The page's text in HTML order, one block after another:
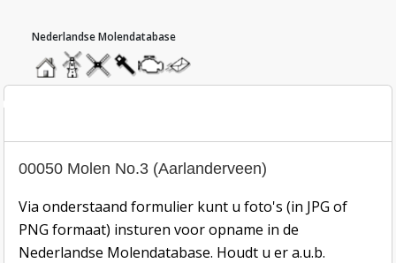
homemolendatabase
roedendatabase
assendatabase
motorendatabase
stuur
een
inzend-formulier
00050 Molen No.3 (Aarlanderveen)
Via onderstaand formulier kunt u foto's (in JPG of
PNG formaat) insturen voor opname in de
Nederlandse Molendatabase. Houdt u er a.u.b.